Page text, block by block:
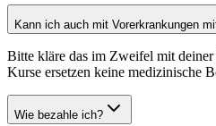
Kann ich auch mit Vorerkrankungen
Bitte kläre das im Zweifel mit
Kurse ersetzen keine medizinische
Wie bezahle ich?